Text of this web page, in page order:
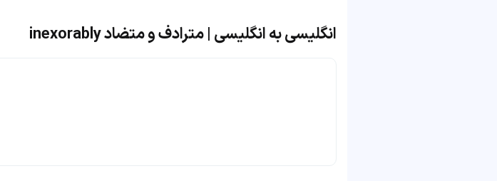
انگلیسی به انگلیسی | مترادف و متضاد inexorably